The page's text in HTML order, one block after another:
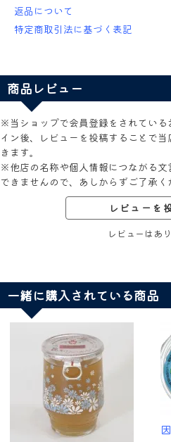
返品について
特定商取引法に基づく表記
商品レビュー
※当ショップで会員登録をされてい
イン後、レビューを投稿することで
きます。
※他店の名称や個人情報につながる
できませんので、あしからずご了承く
レビューを
レビューはあ
一緒に購入されている商品